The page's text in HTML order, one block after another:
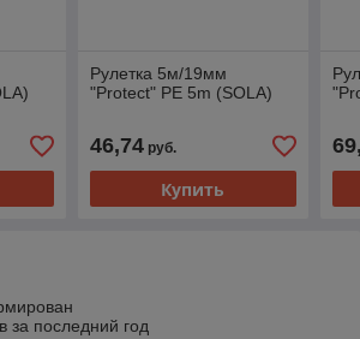
Рулетка 5м/19мм
"Protect" PE 5m (SOLA)
46,74руб.
Купить
за последний год